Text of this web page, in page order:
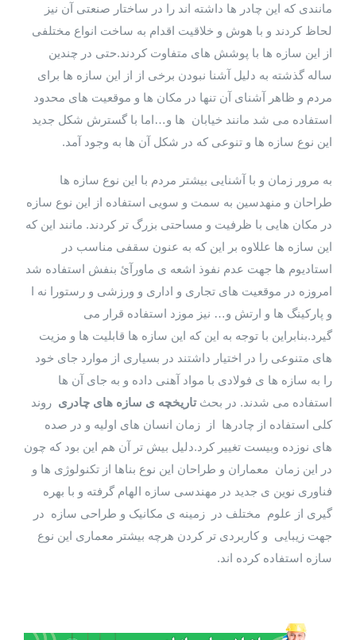
مانندی که این چادر ها داشته اند را در ساختار صنعتی آن نیز
لحاظ کردند و با هوش و خلاقیت اقدام به ساخت انواع مختلفی
از این سازه ها با پوشش های متفاوت کردند.حتی در چندین
ساله گذشته به دلیل آشنا نبودن برخی از از این سازه ها برای
مردم و ظاهر آشنای آن تنها در مکان ها و موقعیت های محدود
استفاده می شد مانند خیابان ها و…اما با گسترش شکل جدید
این نوع سازه ها و تنوعی که در شکل آن ها به وجود آمد.
به مرور زمان و با آشنایی بیشتر مردم با این نوع سازه ها
طراحان و منهدسین به سمت و سویی استفاده از این نوع سازه
در مکان هایی با ظرفیت و مساحتی بزرگ تر کردند. مانند این که
این سازه ها عللاوه بر این که به عنون سقفی مناسب در
استادیوم ها جهت عدم نفوذ اشعه ی ماورآئ بنفش استفاده شد
امروزه در موقعیت های تجاری و اداری و ورزشی و رستورا نه ا
و پارکینگ ها و ارتش و… نیز موزد استفاده قرار می
گیرد.بنابراین با توجه به این که این سازه ها قابلیت ها و مزیت
های متنوعی را در اختیار داشتند در بسیاری از موارد جای خود
را به سازه ها ی فولادی با مواد آهنی داده و به جای آن ها
استفاده می شدند. در بحث تاریخچه ی سازه های چادری روند
کلی استفاده از چادرها از زمان انسان های اولیه و در صده
های نوزده وبیست تغییر کرد.دلیل بیش تر آن هم این بود که چون
در این زمان معماران و طراحان این نوع بناها از تکنولوژی ها و
فناوری نوین ی جدید در مهندسی سازه الهام گرفته و با بهره
گیری از علوم مختلف در زمینه ی مکانیک و طراحی سازه در
جهت زیبایی و کاربردی تر کردن هرچه بیشتر معماری این نوع
سازه استفاده کرده اند.